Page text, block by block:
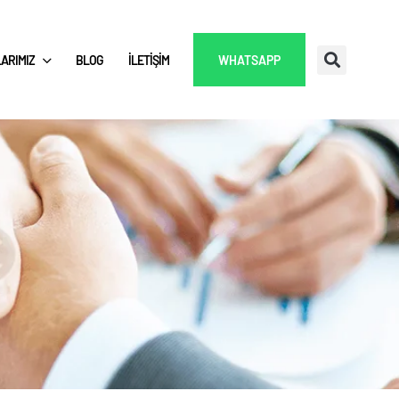
BLOG İLETIŞIM WHATSAPP